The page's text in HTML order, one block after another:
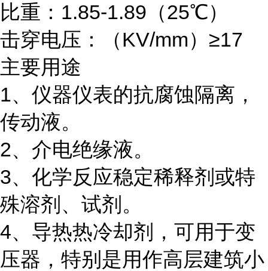
比重：1.85-1.89（25℃）
击穿电压：（KV/mm）≥17
主要用途
1、仪器仪表的抗腐蚀隔离，
传动液。
2、介电绝缘液。
3、化学反应稳定稀释剂或特
殊溶剂、试剂。
4、导热热冷却剂，可用于变
压器，特别是用作高层建筑小